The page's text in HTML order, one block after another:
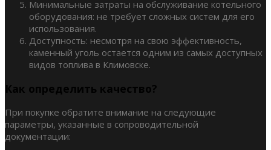
Минимальные затраты на обслуживание котельного
оборудования: не требует сложных систем для его
использования.
Доступность: несмотря на свою эффективность,
каменный уголь остается одним из самых доступных
видов топлива в Климовске.
Как определить качество?
При покупке обратите внимание на следующие
параметры, указанные в сопроводительной
документации: